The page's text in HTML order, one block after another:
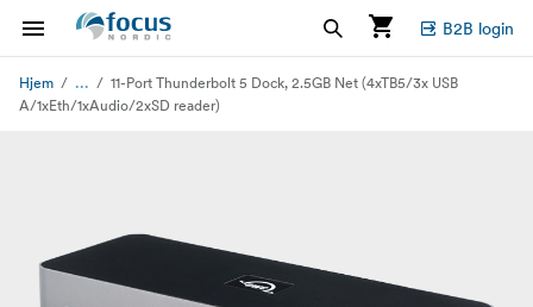
B2B login
Hjem ...
11-Port Thunderbolt 5 Dock, 2.5GB Net (4xTB5/3x USB
A/1xEth/1xAudio/2xSD reader)